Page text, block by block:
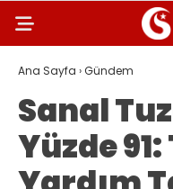
Ana Sayfa ›Gündem
Sanal
Yüzde 91: